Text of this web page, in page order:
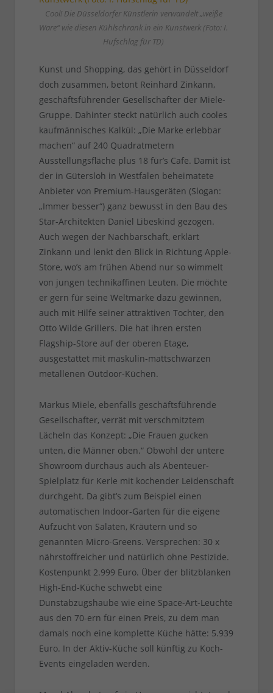
Cool! Die Düsseldorfer Künstlerin verwandelt „weiße
Ware“ wie diesen Kühlschrank in ein Kunstwerk (Foto: I.
Hufschlag für TD)
Kunst und Shopping, das gehört in Düsseldorf
doch zusammen, betont Reinhard Zinkann,
geschäftsführender Gesellschafter der Miele-
Gruppe. Dahinter steckt natürlich auch cooles
kaufmännisches Kalkül: „Die Marke erlebbar
machen“ auf 240 Quadratmetern
Ausstellungsfläche plus 18 für’s Cafe. Damit ist
der in Gütersloh in Westfalen beheimatete
Anbieter von Premium-Hausgeräten (Slogan:
„Immer besser“) ganz bewusst in den Bau des
Star-Architekten Daniel Libeskind gezogen.
Auch wegen der Nachbarschaft, erklärt
Zinkann und lenkt den Blick in Richtung Apple-
Store, wo’s am frühen Abend nur so wimmelt
von jungen technikaffinen Leuten. Die möchte
er gern für seine Weltmarke dazu gewinnen,
auch mit Hilfe seiner attraktiven Tochter, den
Otto Wilde Grillers. Die hat ihren ersten
Flagship-Store auf der oberen Etage,
ausgestattet mit maskulin-mattschwarzen
metallenen Outdoor-Küchen.
Markus Miele, ebenfalls geschäftsführende
Gesellschafter, verrät mit verschmitztem
Lächeln das Konzept: „Die Frauen gucken
unten, die Männer oben.“ Obwohl der untere
Showroom durchaus auch als Abenteuer-
Spielplatz für Kerle mit kochender Leidenschaft
durchgeht. Da gibt’s zum Beispiel einen
automatischen Indoor-Garten für die eigene
Aufzucht von Salaten, Kräutern und so
genannten Micro-Greens. Versprechen: 30 x
nährstoffreicher und natürlich ohne Pestizide.
Kostenpunkt 2.999 Euro. Über der blitzblanken
High-End-Küche schwebt eine
Dunstabzugshaube wie eine Space-Art-Leuchte
aus den 70-ern für einen Preis, zu dem man
damals noch eine komplette Küche hätte: 5.939
Euro. In der Aktiv-Küche soll künftig zu Koch-
Events eingeladen werden.